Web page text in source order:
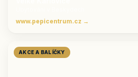
www.pepicentrum.cz →
AKCE A BALÍČKY